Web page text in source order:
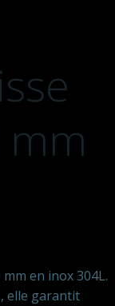
en inox 304L.
elle garantit